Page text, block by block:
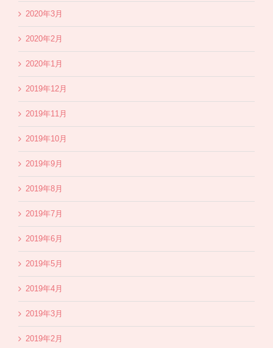
2020年3月
2020年2月
2020年1月
2019年12月
2019年11月
2019年10月
2019年9月
2019年8月
2019年7月
2019年6月
2019年5月
2019年4月
2019年3月
2019年2月